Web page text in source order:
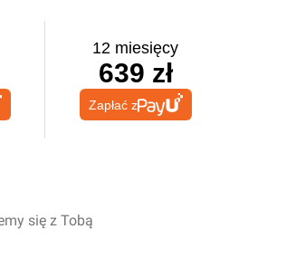
12 miesięcy
639 zł
Zapłać z
się z Tobą